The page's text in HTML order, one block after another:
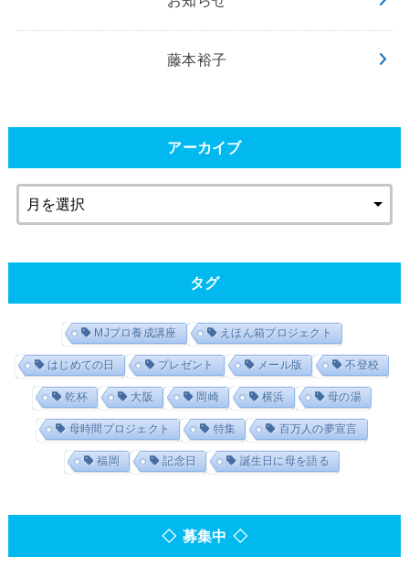
藤本裕子
アーカイブ
タグ
MJプロ養成講座 えほん箱プロジェクト
はじめての日 プレゼント メール版 不登校
乾杯 大阪 岡崎 横浜 母の湯
母時間プロジェクト 特集 百万人の夢宣言
福岡 記念日 誕生日に母を語る
◇ 募集中 ◇